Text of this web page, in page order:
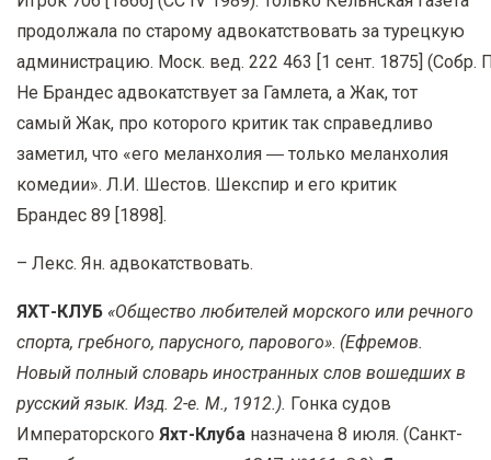
продолжала по старому адвокатствовать за турецкую
администрацию. Моск. вед. 222 463 [1 сент. 1875] (Собр.
Не Брандес адвокатствует за Гамлета, а Жак, тот
самый Жак, про которого критик так справедливо
заметил, что «его меланхолия ― только меланхолия
комедии». Л.И. Шестов. Шекспир и его критик
Брандес 89 [1898].
– Лекс. Ян. адвокатствовать.
ЯХТ-КЛУБ «Общество любителей морского или речного
спорта, гребного, парусного, парового». (Ефремов.
Новый полный словарь иностранных слов вошедших в
русский язык. Изд. 2-е. М., 1912.). Гонка судов
Императорского Яхт-Клуба назначена 8 июля. (Санкт-